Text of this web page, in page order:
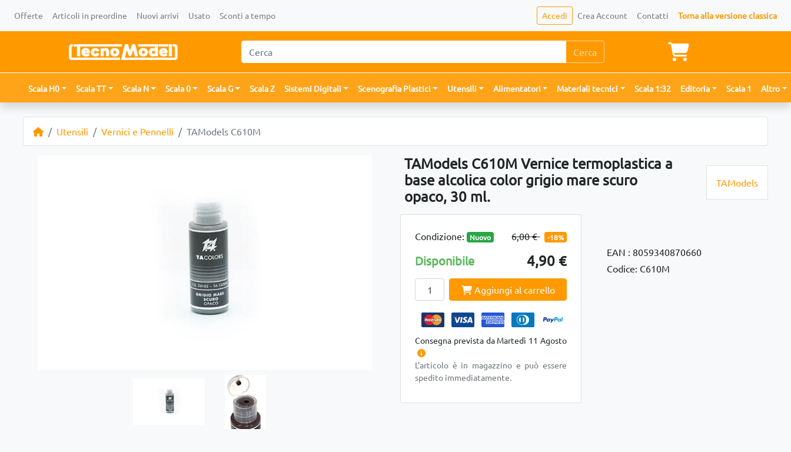
Offerte Articoli in preordine Nuovi arrivi Usato Sconti a tempo Accedi Crea Account Contatti Torna alla versione classica
Cerca
Scala H0 Scala TT Scala N Scala 0 Scala G Scala Z Sistemi Digitali Scenografia Plastici Utensili Alimentatori Materiali tecnici Scala 1:32 Editoria Scala 1 Altro
Utensili Vernici e Pennelli TAModels C610M
TAModels C610M Vernice termoplastica a
base alcolica color grigio mare scuro
opaco, 30 ml.
TAModels
Condizione: Nuovo 6,00 € -18%
Disponibile 4,90 €
Aggiungi al carrello
Consegna prevista da Martedì 11 Agosto
L'articolo è in magazzino e può essere
spedito immediatamente.
EAN : 8059340870660
Codice: C610M